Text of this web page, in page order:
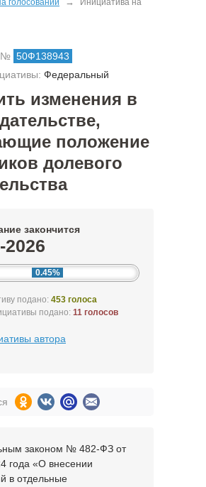
голосовании
Инициатива на
№ 50Ф138943
Федеральный
изменения в
положение
долевого
закончится
2026
0.45%
подано: 453 голоса
подано: 11 голосов
автора
законом № 482-ФЗ от
года «О внесении
в отдельные